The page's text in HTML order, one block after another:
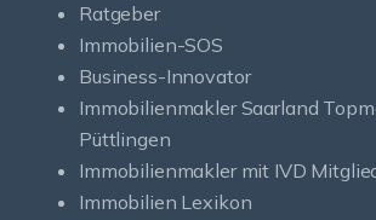
Ratgeber
Immobilien-SOS
Business-Innovator
Immobilienmakler Saarland
Püttlingen
Immobilienmakler mit IVD
Immobilien Lexikon